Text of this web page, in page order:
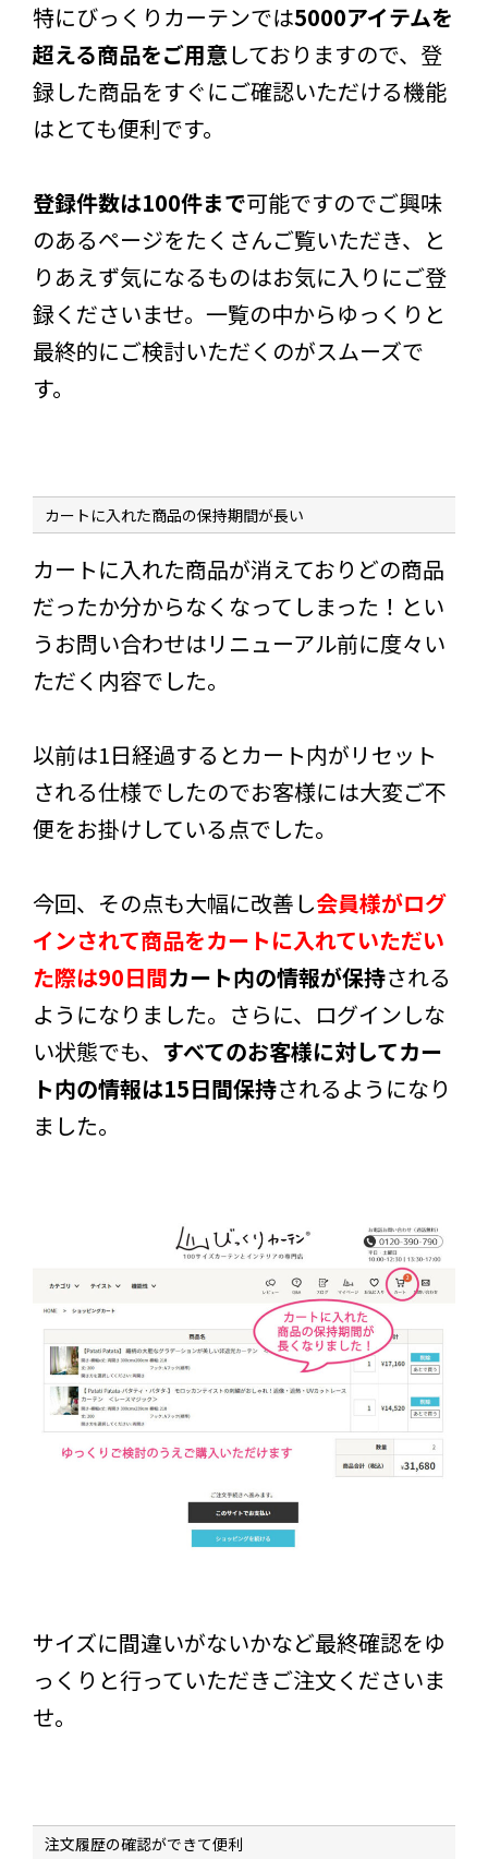
特にびっくりカーテンでは5000アイテムを
超える商品をご用意しておりますので、登
録した商品をすぐにご確認いただける機能
はとても便利です。
登録件数は100件まで可能ですのでご興味
のあるページをたくさんご覧いただき、と
りあえず気になるものはお気に入りにご登
録くださいませ。一覧の中からゆっくりと
最終的にご検討いただくのがスムーズで
す。
カートに入れた商品の保持期間が長い
カートに入れた商品が消えておりどの商品
だったか分からなくなってしまった！とい
うお問い合わせはリニューアル前に度々い
ただく内容でした。
以前は1日経過するとカート内がリセット
される仕様でしたのでお客様には大変ご不
便をお掛けしている点でした。
今回、その点も大幅に改善し会員様がログ
インされて商品をカートに入れていただい
た際は90日間カート内の情報が保持される
ようになりました。さらに、ログインしな
い状態でも、 すべてのお客様に対してカー
ト内の情報は15日間保持されるようになり
ました。
サイズに間違いがないかなど最終確認をゆ
っくりと行っていただきご注文くださいま
せ。
注文履歴の確認ができて便利